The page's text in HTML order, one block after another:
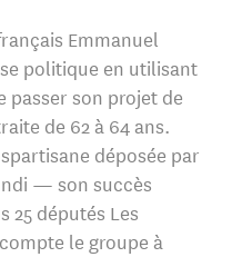
Emmanuel
politique en utilisant
passer son projet de
de 62 à 64 ans.
déposée par
— son succès
25 députés Les
le groupe à